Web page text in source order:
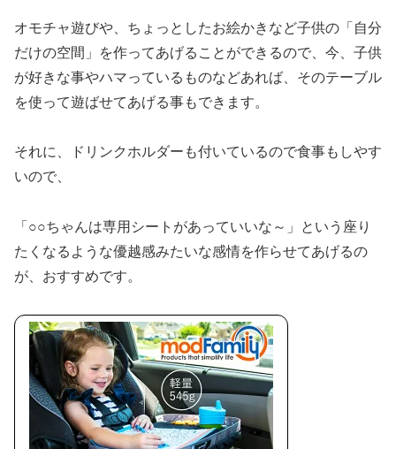
オモチャ遊びや、ちょっとしたお絵かきなど子供の「自分
だけの空間」を作ってあげることができるので、今、子供
が好きな事やハマっているものなどあれば、そのテーブル
を使って遊ばせてあげる事もできます。
それに、ドリンクホルダーも付いているので食事もしやす
いので、
「○○ちゃんは専用シートがあっていいな～」という座り
たくなるような優越感みたいな感情を作らせてあげるの
が、おすすめです。